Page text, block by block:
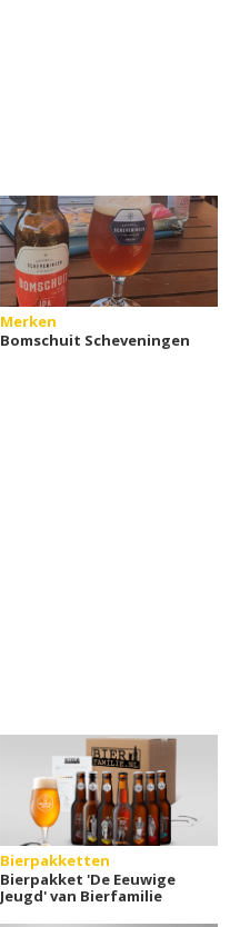
Merken
Bomschuit Scheveningen
Bierpakketten
Bierpakket 'De Eeuwige
Jeugd' van Bierfamilie